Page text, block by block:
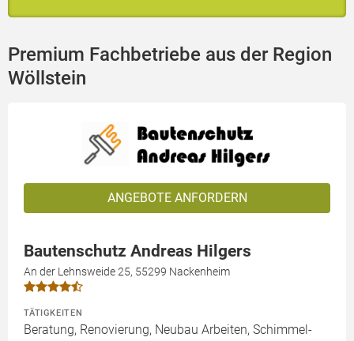
Premium Fachbetriebe aus der Region
Wöllstein
ANGEBOTE ANFORDERN
Bautenschutz Andreas Hilgers
An der Lehnsweide 25, 55299 Nackenheim
TÄTIGKEITEN
Beratung, Renovierung, Neubau Arbeiten, Schimmel-